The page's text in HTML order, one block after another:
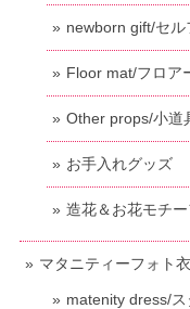
newborn gift/セル
Floor mat/フロア
Other props/小道
お手入れグッズ
造花＆お花モチー
マタニティーフォト
matenity dress/